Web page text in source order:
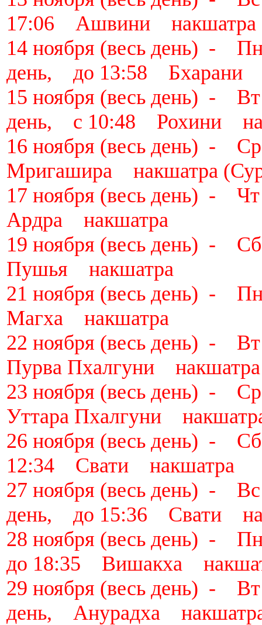
17:06 Ашвини накшатра
14 ноября (весь день)
день, до 13:58 Бхарани
15 ноября (весь день) -
день, с 10:48 Рохини
16 ноября (весь день)
Мригашира накшатра
17 ноября (весь день) -
Ардра накшатра
19 ноября (весь
Пушья накшатра
21 ноября (весь
Магха накшатра
22 ноября (весь
Пурва Пхалгуни накшатра
23 ноября (весь
Уттара Пхалгуни
26 ноября (весь день)
12:34 Свати накшатра
27 ноября (весь день) -
день, до 15:36 Свати
28 ноября (весь день) -
до 18:35 Вишакха
29 ноября (весь день) -
день, Анурадха